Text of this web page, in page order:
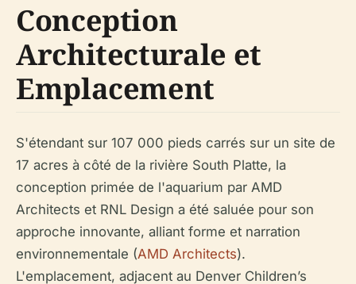
Conception
Architecturale et
Emplacement
S'étendant sur 107 000 pieds carrés sur un site de
17 acres à côté de la rivière South Platte, la
conception primée de l'aquarium par AMD
Architects et RNL Design a été saluée pour son
approche innovante, alliant forme et narration
environnementale (AMD Architects).
L'emplacement, adjacent au Denver Children’s